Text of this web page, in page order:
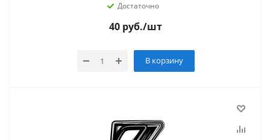
Достаточно
40 руб./шт
В корзину